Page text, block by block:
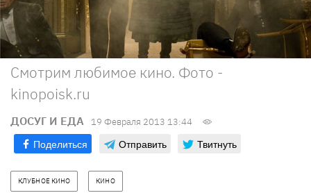
Смотрим любимое кино. Фото -
kinopoisk.ru
ДОСУГ И ЕДА 19 Февраля 2013 13:44
Поделиться Отправить Твитнуть
КЛУБНОЕ КИНО КИНО